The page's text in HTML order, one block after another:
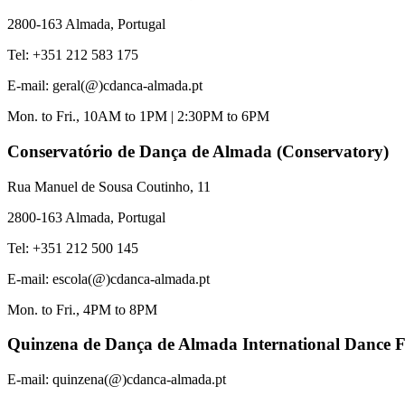
2800-163 Almada, Portugal
Tel: +351 212 583 175
E-mail: geral(@)cdanca-almada.pt
Mon. to Fri., 10AM to 1PM | 2:30PM to 6PM
Conservatório de Dança de Almada (Conservatory)
Rua Manuel de Sousa Coutinho, 11
2800-163 Almada, Portugal
Tel: +351 212 500 145
E-mail: escola(@)cdanca-almada.pt
Mon. to Fri., 4PM to 8PM
Quinzena de Dança de Almada International Dance
E-mail: quinzena(@)cdanca-almada.pt